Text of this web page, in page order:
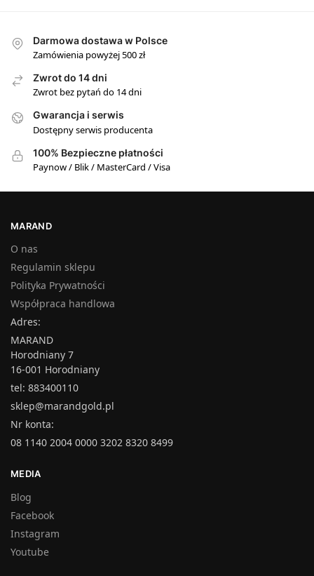
Darmowa dostawa w Polsce
Zamówienia powyżej 500 zł
Zwrot do 14 dni
Zwrot bez pytań do 14 dni
Gwarancja i serwis
Dostępny serwis producenta
100% Bezpieczne płatności
Paynow / Blik / MasterCard / Visa
MARAND
O nas
Regulamin sklepu
Polityka Prywatności
Współpraca handlowa
Adres:
MARAND
Horodniany 7
16-001 Horodniany
tel: 883400110
sklep@marandgold.pl
Nr konta:
08 1140 2004 0000 3202 8320 8499
MEDIA
Blog
Facebook
Instagram
Youtube